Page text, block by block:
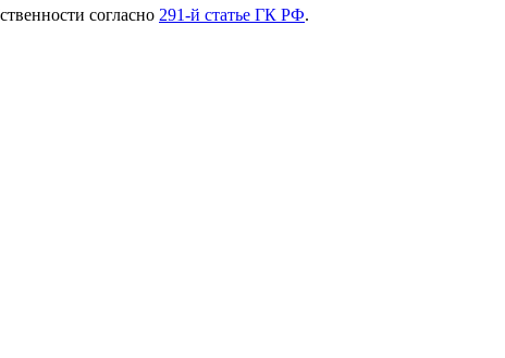
согласно 291-й статье ГК РФ.